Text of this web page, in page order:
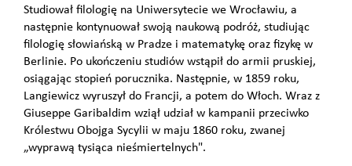
Studiował filologię na Uniwersytecie we Wrocławiu, a
następnie kontynuował swoją naukową podróż, studiując
filologię słowiańską w Pradze i matematykę oraz fizykę w
Berlinie. Po ukończeniu studiów wstąpił do armii pruskiej,
osiągając stopień porucznika. Następnie, w 1859 roku,
Langiewicz wyruszył do Francji, a potem do Włoch. Wraz z
Giuseppe Garibaldim wziął udział w kampanii przeciwko
Królestwu Obojga Sycylii w maju 1860 roku, zwanej
„wyprawą tysiąca nieśmiertelnych".